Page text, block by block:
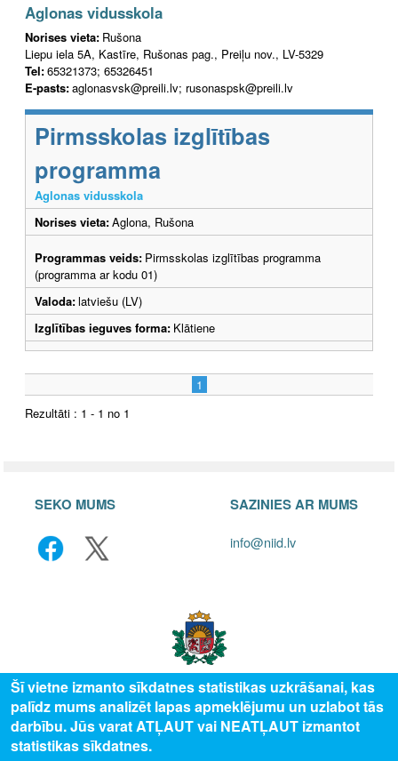
Aglonas vidusskola
Norises vieta: Rušona
Liepu iela 5A, Kastīre, Rušonas pag., Preiļu nov., LV-5329
Tel:65321373; 65326451
E-pasts:aglonasvsk@preili.lv; rusonaspsk@preili.lv
Pirmsskolas izglītības
programma
Aglonas vidusskola
Norises vieta:Aglona, Rušona
Programmas veids: Pirmsskolas izglītības programma
(programma ar kodu 01)
Valoda:latviešu (LV)
Izglītības ieguves forma: Klātiene
1
Rezultāti : 1 - 1 no 1
SEKO MUMS SAZINIES AR MUMS
info@niid.lv
© 2025 Valsts izglītības attīstības aģentūra, publicētā satura visas tiesības
Šī vietne izmanto sīkdatnes statistikas uzkrāšanai, kas
palīdz mums analizēt lapas apmeklējumu un uzlabot tās
darbību. Jūs varat ATĻAUT vai NEATĻAUT izmantot
statistikas sīkdatnes.